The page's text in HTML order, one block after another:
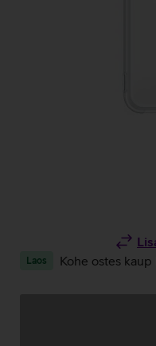
Laos Kohe ostes